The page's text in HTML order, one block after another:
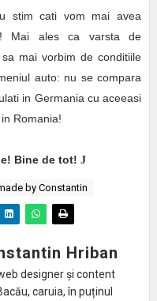
stim cati vom mai avea
Mai ales ca varsta de
mai vorbim de conditiile
auto: nu se compara
in Germania cu aceeasi
Romania!
Bine de tot! J
by Constantin
Hriban
designer și content
caruia, în puținul